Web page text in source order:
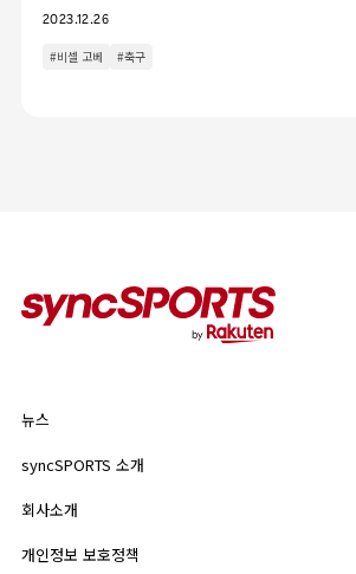
카테고리
인터뷰
기업 정보
개인정보 보호정책
이용약관
2023.12.26
#비셀 고베 #축구
뉴스
syncSPORTS 소개
회사소개
개인정보 보호정책